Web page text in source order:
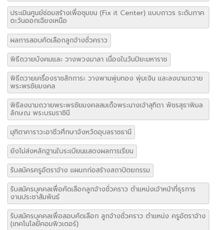
ประเมินศูนย์ซ่อมสร้างเพื่อชุมขน (Fix it Center) แบบถาวร ระดับภาค
ตะวันออกเฉียงเหนือ
ผลการสอบคัดเลือกลูกจ้างชั่วคราว
พิธีถวายบังคมและ วางพวงมาลา เนื่องในวันปิยะมหาราช
พิธีถวายเครื่องราชสักการะ วางพานพุ่มทอง พุ่มเงิน และลงนามถวาย
พระพรชัยมงคล
พิธีลงนามถวายพระพรชัยมงคลสมเด็จพระนางเจ้าสุทิดา พัชรสุธาพิมล
ลักษณ พระบรมราชินี
มุทิตาคาราวะอาชีวศึกษาจังหวัดอุบลราชธานี
ยังไม่ส่งหลักฐานใบระเบียนแสดงผลการเรียน
รับสมัครครูอัตราจ้าง แผนกก่อสร้างสถาปัตยกรรม
รับสมัครบุคคลเพื่อคัดเลือกลูกจ้างชั่วคราว ตำแหน่งเจ้าหน้าที่ธุรการ
งานประชาสัมพันธ์
รับสมัครบุคคลเพื่อสอบคัดเลือก ลูกจ้างชั่วคราว ตำแหน่ง ครูอัตราจ้าง
(เทคโนโลยีคอมพิวเตอร์)